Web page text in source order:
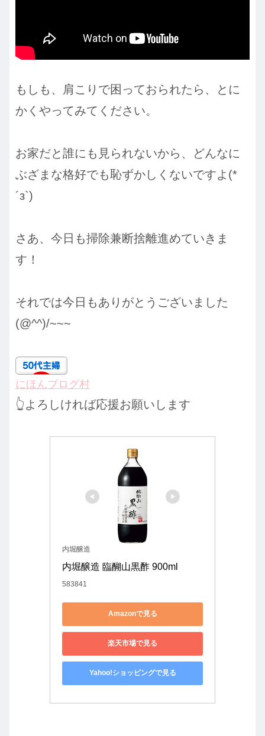
もしも、肩こりで困っておられたら、とに
かくやってみてください。
お家だと誰にも見られないから、どんなに
ぶざまな格好でも恥ずかしくないですよ(*
´з`)
さあ、今日も掃除兼断捨離進めていきま
す！
それでは今日もありがとうございました
(@^^)/~~~
にほんブログ村
👆よろしければ応援お願いします
内堀醸造
内堀醸造 臨醐山黒酢 900ml
583841
Amazonで見る
楽天市場で見る
Yahoo!ショッピングで見る